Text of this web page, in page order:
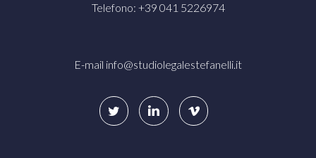
Telefono: +39 041 5226974
E-mail info@studiolegalestefanelli.it